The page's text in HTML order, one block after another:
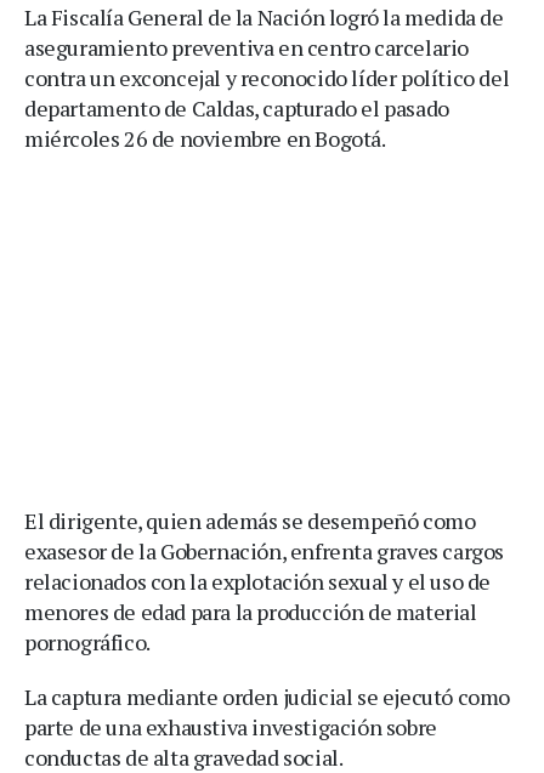
La Fiscalía General de la Nación logró la medida de
aseguramiento preventiva en centro carcelario
contra un exconcejal y reconocido líder político del
departamento de Caldas, capturado el pasado
miércoles 26 de noviembre en Bogotá.
El dirigente, quien además se desempeñó como
exasesor de la Gobernación, enfrenta graves cargos
relacionados con la explotación sexual y el uso de
menores de edad para la producción de material
pornográfico.
La captura mediante orden judicial se ejecutó como
parte de una exhaustiva investigación sobre
conductas de alta gravedad social.